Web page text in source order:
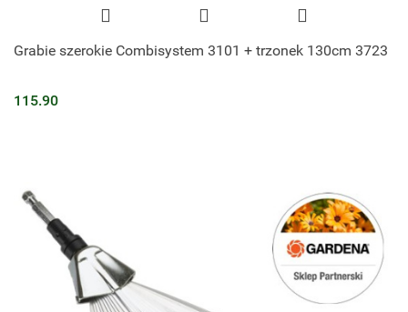
Grabie szerokie Combisystem 3101 + trzonek 130cm 3723
115.90